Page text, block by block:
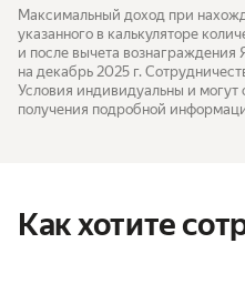
Максимальный доход при
указанного в калькуляторе
и после вычета вознаграждения
на декабрь 2025 г.
Условия индивидуальны и могут
получения подробной
Как хотите